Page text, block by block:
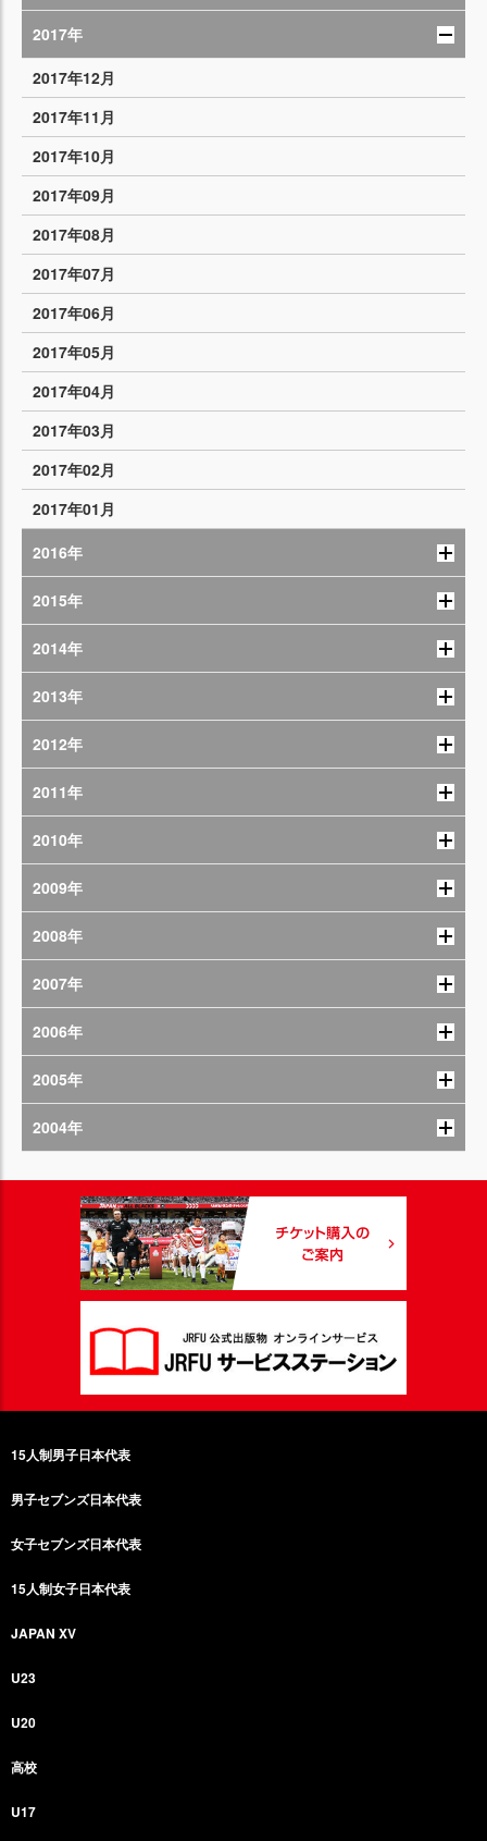
2017年
2017年12月
2017年11月
2017年10月
2017年09月
2017年08月
2017年07月
2017年06月
2017年05月
2017年04月
2017年03月
2017年02月
2017年01月
2016年
2015年
2014年
2013年
2012年
2011年
2010年
2009年
2008年
2007年
2006年
2005年
2004年
15人制男子日本代表
男子セブンズ日本代表
女子セブンズ日本代表
15人制女子日本代表
JAPAN XV
U23
U20
高校
U17